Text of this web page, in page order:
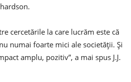
cercetările la care lucrăm este că
numai foarte mici ale societății. Și
amplu, pozitiv”, a mai spus J.J.